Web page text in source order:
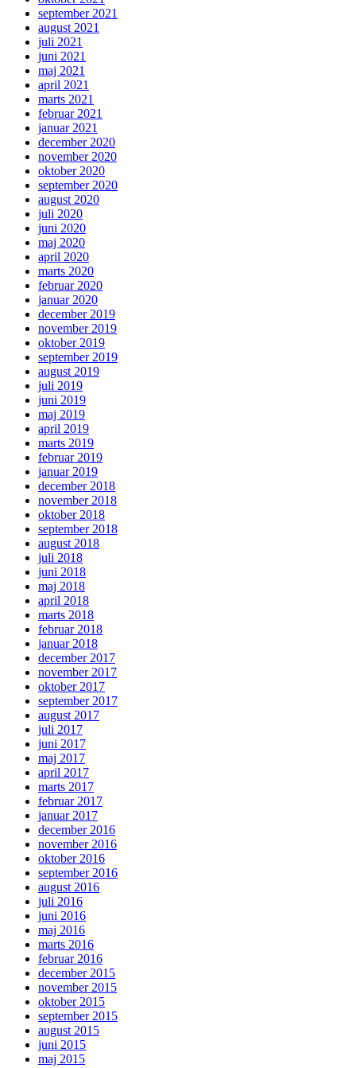
september 2021
august 2021
juli 2021
juni 2021
maj 2021
april 2021
marts 2021
februar 2021
januar 2021
december 2020
november 2020
oktober 2020
september 2020
august 2020
juli 2020
juni 2020
maj 2020
april 2020
marts 2020
februar 2020
januar 2020
december 2019
november 2019
oktober 2019
september 2019
august 2019
juli 2019
juni 2019
maj 2019
april 2019
marts 2019
februar 2019
januar 2019
december 2018
november 2018
oktober 2018
september 2018
august 2018
juli 2018
juni 2018
maj 2018
april 2018
marts 2018
februar 2018
januar 2018
december 2017
november 2017
oktober 2017
september 2017
august 2017
juli 2017
juni 2017
maj 2017
april 2017
marts 2017
februar 2017
januar 2017
december 2016
november 2016
oktober 2016
september 2016
august 2016
juli 2016
juni 2016
maj 2016
marts 2016
februar 2016
december 2015
november 2015
oktober 2015
september 2015
august 2015
juni 2015
maj 2015